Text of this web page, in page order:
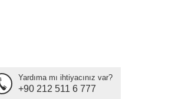
Yardıma mı ihtiyacınız var?
+90 212 511 6 777